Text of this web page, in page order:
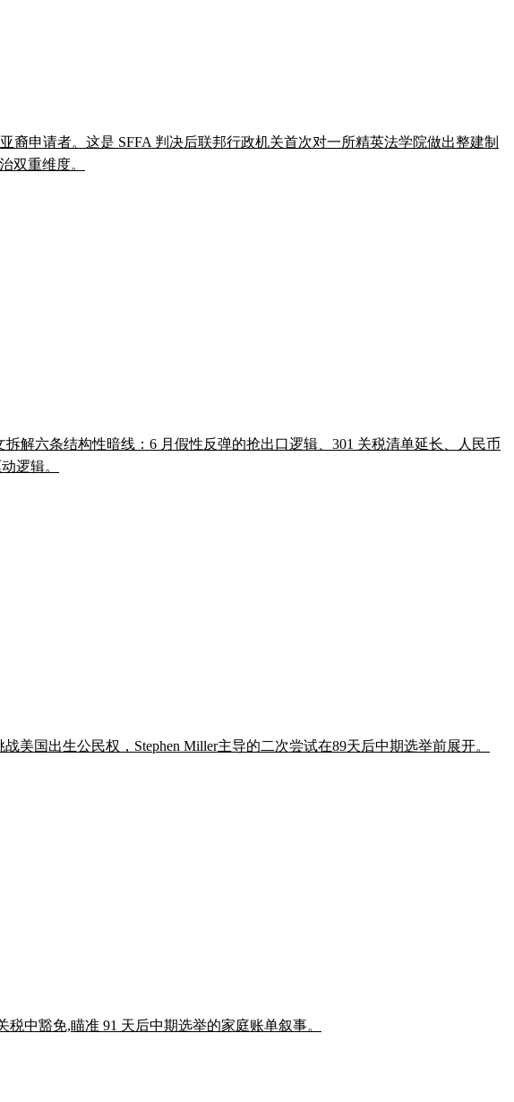
申请者。这是 SFFA 判决后联邦行政机关首次对一所精英法学院做出整建制
双重维度。
解六条结构性暗线：6 月假性反弹的抢出口逻辑、301 关税清单延长、人民币
逻辑。
国出生公民权，Stephen Miller主导的二次尝试在89天后中期选举前展开。
税中豁免,瞄准 91 天后中期选举的家庭账单叙事。